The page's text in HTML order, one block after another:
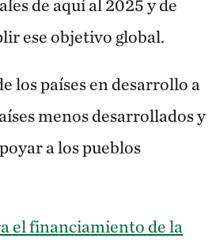
de aquí al 2025 y de
ese objetivo global.
los países en desarrollo a
menos desarrollados y
a los pueblos
el financiamiento de la